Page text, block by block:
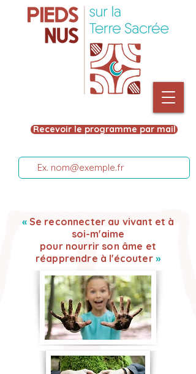
Recevoir le programme par mail
«Se reconnecter au vivant et à
soi-m'aime
pour nourrir son âme et
réapprendre à l'écouter »